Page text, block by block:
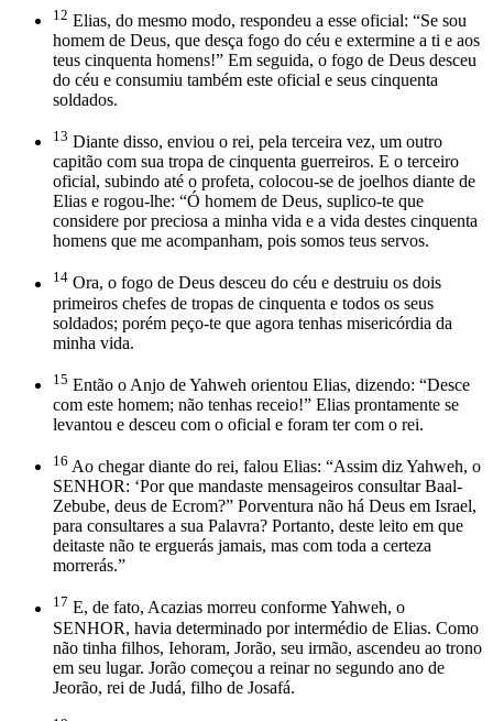
12 Elias, do mesmo modo, respondeu a esse oficial: “Se sou
homem de Deus, que desça fogo do céu e extermine a ti e aos
teus cinquenta homens!” Em seguida, o fogo de Deus desceu
do céu e consumiu também este oficial e seus cinquenta
soldados.
13 Diante disso, enviou o rei, pela terceira vez, um outro
capitão com sua tropa de cinquenta guerreiros. E o terceiro
oficial, subindo até o profeta, colocou-se de joelhos diante de
Elias e rogou-lhe: “Ó homem de Deus, suplico-te que
considere por preciosa a minha vida e a vida destes cinquenta
homens que me acompanham, pois somos teus servos.
14 Ora, o fogo de Deus desceu do céu e destruiu os dois
primeiros chefes de tropas de cinquenta e todos os seus
soldados; porém peço-te que agora tenhas misericórdia da
minha vida.
15 Então o Anjo de Yahweh orientou Elias, dizendo: “Desce
com este homem; não tenhas receio!” Elias prontamente se
levantou e desceu com o oficial e foram ter com o rei.
16 Ao chegar diante do rei, falou Elias: “Assim diz Yahweh, o
SENHOR: ‘Por que mandaste mensageiros consultar Baal-
Zebube, deus de Ecrom?” Porventura não há Deus em Israel,
para consultares a sua Palavra? Portanto, deste leito em que
deitaste não te erguerás jamais, mas com toda a certeza
morrerás.”
17 E, de fato, Acazias morreu conforme Yahweh, o
SENHOR, havia determinado por intermédio de Elias. Como
não tinha filhos, Iehoram, Jorão, seu irmão, ascendeu ao trono
em seu lugar. Jorão começou a reinar no segundo ano de
Jeorão, rei de Judá, filho de Josafá.